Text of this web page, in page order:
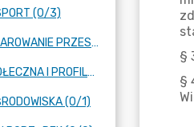
(0/3)
ZAGOSPODAROWANIE PRZESTRZENNE (0/14)
POMOC SPOŁECZNA I PROFILAKTYKA UZALEŻNIEŃ (0/2)
(0/1)